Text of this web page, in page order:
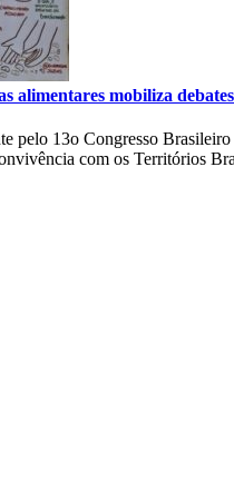
alimentares mobiliza
pelo 13o Congresso
com os Territórios